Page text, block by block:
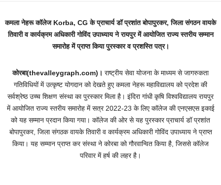
कमला नेहरू कॉलेज Korba, CG के प्राचार्य डॉ प्रशांत बोपापुरकर, जिला संगठन वायके
तिवारी व कार्यक्रम अधिकारी गोविंद उपाध्याय ने रायपुर में आयोजित राज्य स्तरीय सम्मान
समारोह में प्राप्त किया पुरस्कार व प्रशस्ति पत्र।
कोरबा(thevalleygraph.com)। राष्ट्रीय सेवा योजना के माध्यम से जागरुकता
गतिविधियों में उत्कृष्ट योगदान को देखते हुए कमला नेहरू महाविद्यालय को प्रदेश की
सर्वश्रेष्ठ उच्च शिक्षण संस्था का पुरस्कार मिला है। इंदिरा गांधी कृषि विश्वविद्यालय रायपुर
में आयोजित राज्य स्तरीय समारोह में सत्र 2022-23 के लिए कॉलेज की एनएसएस इकाई
को यह सम्मान प्रदान किया गया। कॉलेज की ओर से यह पुरस्कार प्राचार्य डॉ प्रशांत
बोपापुरकर, जिला संगठक वायके तिवारी व कार्यक्रम अधिकारी गोविंद उपाध्याय ने प्राप्त
किया। यह सम्मान प्राप्त कर संस्था ने कोरबा को गौरवान्वित किया है, जिससे कॉलेज
परिवार में हर्ष की लहर है।